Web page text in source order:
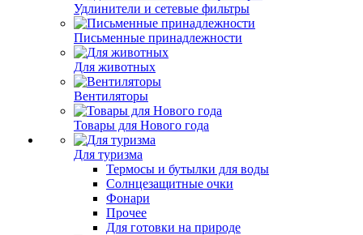
Удлинители и сетевые фильтры
Письменные принадлежности
Для животных
Вентиляторы
Товары для Нового года
Для туризма
Термосы и бутылки для воды
Солнцезащитные очки
Фонари
Прочее
Для готовки на природе